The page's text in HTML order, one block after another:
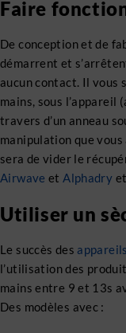
Faire
De conception et de
démarrent et
aucun contact. Il vous
mains, sous l’appareil
travers d’un anneau
manipulation que
sera de vider le
Airwave et Alphadry
Utiliser un
Le succès des
l’utilisation des
mains entre 9 et 13s
Des modèles avec :